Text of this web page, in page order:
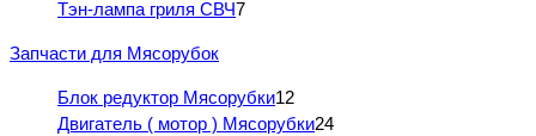
Тэн-лампа гриля СВЧ7
Запчасти для Мясорубок
Блок редуктор Мясорубки12
Двигатель ( мотор ) Мясорубки24